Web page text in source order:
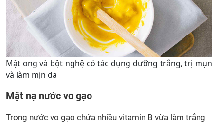
Mật ong và bột nghệ có tác dụng dưỡng trắng, trị mụn
và làm mịn da
Mặt nạ nước vo gạo
Trong nước vo gạo chứa nhiều vitamin B vừa làm trắng